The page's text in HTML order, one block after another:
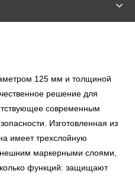
125 мм и толщиной
решение для
современным
Изготовленная из
имеет трехслойную
маркерными слоями,
функций: защищают